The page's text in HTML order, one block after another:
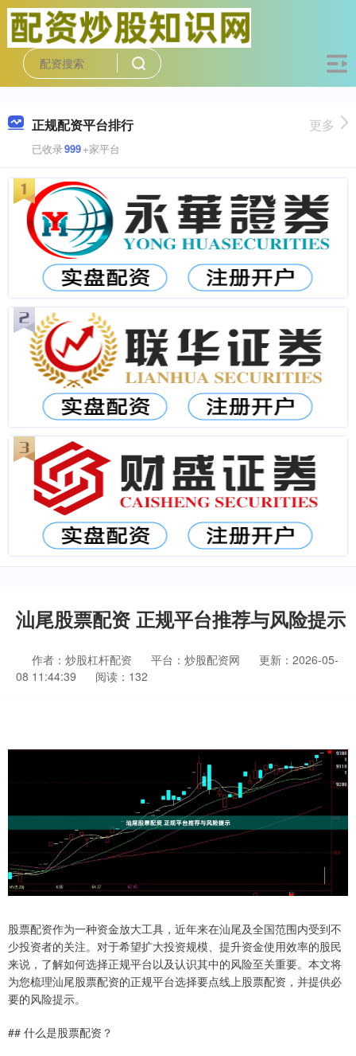
正规配资平台排行
已收录999+家平台
更多
汕尾股票配资 正规平台推荐与风险提示
作者：炒股杠杆配资 平台：炒股配资网
更新：2026-05-
08 11:44:39
阅读：132
股票配资作为一种资金放大工具，近年来在汕尾及全国范围内受到不
少投资者的关注。对于希望扩大投资规模、提升资金使用效率的股民
来说，了解如何选择正规平台以及认识其中的风险至关重要。本文将
为您梳理汕尾股票配资的正规平台选择要点线上股票配资，并提供必
要的风险提示。
## 什么是股票配资？